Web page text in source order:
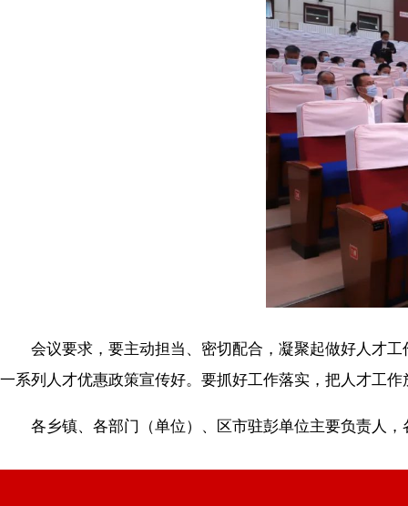
会议要求，要主动担当、密切配合，凝聚起做好人才工
一系列人才优惠政策宣传好。要抓好工作落实，把人才工
各乡镇、各部门（单位）、区市驻彭单位主要负责人，